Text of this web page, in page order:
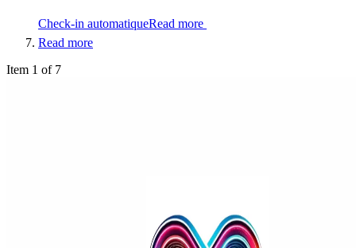
Check-in automatiqueRead more
Read more
Item 1 of 7